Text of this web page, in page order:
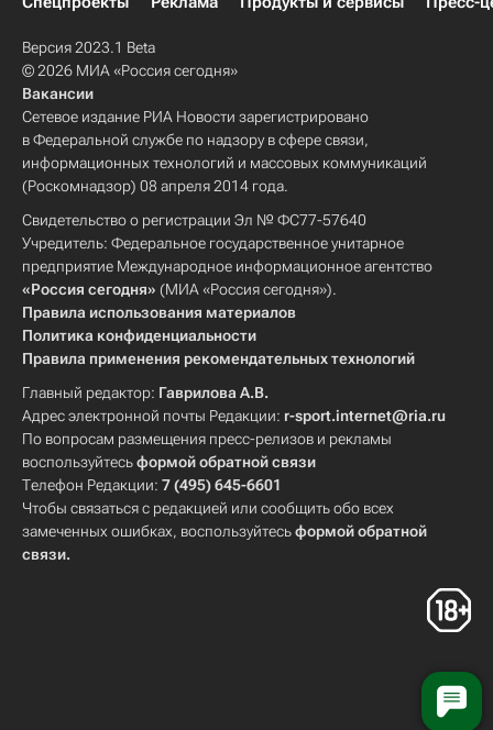
Версия 2023.1 Beta
© 2026 МИА «Россия сегодня»
Вакансии
Сетевое издание РИА Новости зарегистрировано
в Федеральной службе по надзору в сфере связи,
информационных технологий и массовых коммуникаций
(Роскомнадзор) 08 апреля 2014 года.
Свидетельство о регистрации Эл № ФС77-57640
Учредитель: Федеральное государственное унитарное
предприятие Международное информационное агентство
«Россия сегодня» (МИА «Россия сегодня»).
Правила использования материалов
Политика конфиденциальности
Правила применения рекомендательных технологий
Главный редактор: Гаврилова А.В.
Адрес электронной почты Редакции: r-sport.internet@ria.ru
По вопросам размещения пресс-релизов и рекламы
воспользуйтесьформой обратной связи
Телефон Редакции: 7 (495) 645-6601
Чтобы связаться с редакцией или сообщить обо всех
замеченных ошибках, воспользуйтесьформой обратной
связи.